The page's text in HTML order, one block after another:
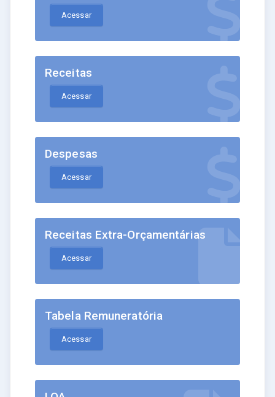
Acessar
Receitas
Acessar
Despesas
Acessar
Receitas Extra-Orçamentárias
Acessar
Tabela Remuneratória
Acessar